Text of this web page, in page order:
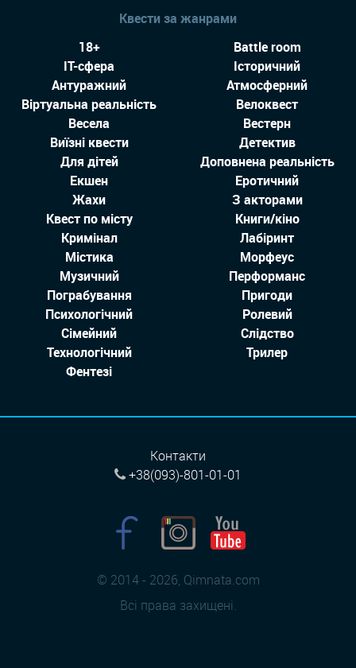
Квести за жанрами
18+
Battle room
IT-сфера
Історичний
Антуражний
Атмосферний
Віртуальна реальність
Велоквест
Весела
Вестерн
Виїзні квести
Детектив
Для дітей
Доповнена реальність
Екшен
Еротичний
Жахи
З акторами
Квест по місту
Книги/кіно
Кримінал
Лабіринт
Містика
Морфеус
Музичний
Перформанс
Пограбування
Пригоди
Психологічний
Ролевий
Сімейний
Слідство
Технологiчний
Трилер
Фентезі
© 2014 - 2026, Qimnata.com
Всі права захищені.
Контакти
+38(093)-801-01-01